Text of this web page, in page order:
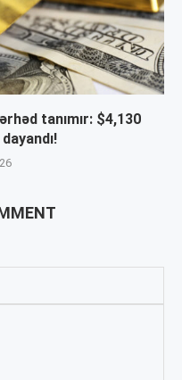
tanımır: $4,130